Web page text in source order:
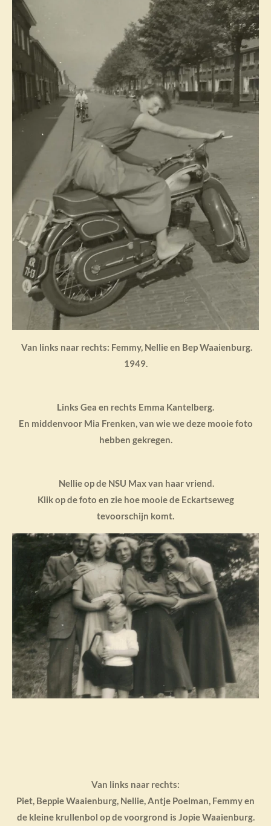
Van links naar rechts: Femmy, Nellie en Bep Waaienburg.
1949.
Links Gea en rechts Emma Kantelberg.
En middenvoor Mia Frenken, van wie we deze mooie foto
hebben gekregen.
Nellie op de NSU Max van haar vriend.
Klik op de foto en zie hoe mooie de Eckartseweg
tevoorschijn komt.
Van links naar rechts:
Piet, Beppie Waaienburg, Nellie, Antje Poelman, Femmy en
de kleine krullenbol op de voorgrond is Jopie Waaienburg.